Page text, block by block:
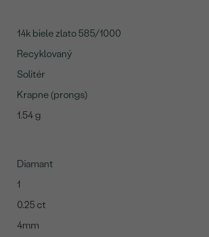
14k biele zlato 585/1000
Recyklovaný
Solitér
Krapne (prongs)
1.54 g
Diamant
1
0.25 ct
4mm